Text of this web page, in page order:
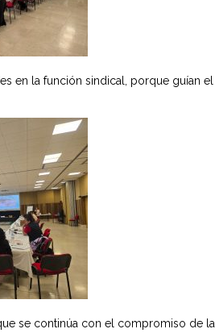
en la función sindical, porque guían el
se continúa con el compromiso de la